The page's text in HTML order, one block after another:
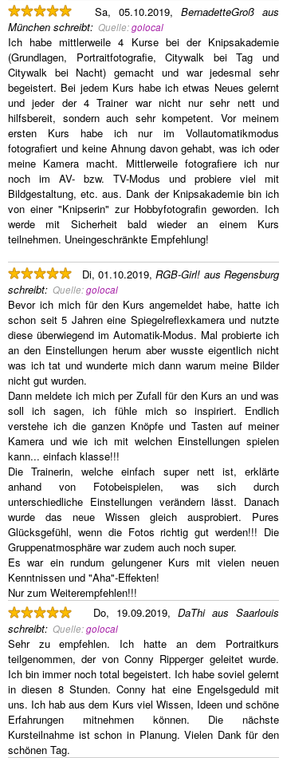
Sa, 05.10.2019,BernadetteGroß aus
München schreibt: Quelle:golocal
Ich habe mittlerweile 4 Kurse bei der Knipsakademie
(Grundlagen, Portraitfotografie, Citywalk bei Tag und
Citywalk bei Nacht) gemacht und war jedesmal sehr
begeistert. Bei jedem Kurs habe ich etwas Neues gelernt
und jeder der 4 Trainer war nicht nur sehr nett und
hilfsbereit, sondern auch sehr kompetent. Vor meinem
ersten Kurs habe ich nur im Vollautomatikmodus
fotografiert und keine Ahnung davon gehabt, was ich oder
meine Kamera macht. Mittlerweile fotografiere ich nur
noch im AV- bzw. TV-Modus und probiere viel mit
Bildgestaltung, etc. aus. Dank der Knipsakademie bin ich
von einer "Knipserin" zur Hobbyfotografin geworden. Ich
werde mit Sicherheit bald wieder an einem Kurs
teilnehmen. Uneingeschränkte Empfehlung!
Di, 01.10.2019,RGB-Girl! aus Regensburg
schreibt: Quelle:golocal
Bevor ich mich für den Kurs angemeldet habe, hatte ich
schon seit 5 Jahren eine Spiegelreflexkamera und nutzte
diese überwiegend im Automatik-Modus. Mal probierte ich
an den Einstellungen herum aber wusste eigentlich nicht
was ich tat und wunderte mich dann warum meine Bilder
nicht gut wurden.
Dann meldete ich mich per Zufall für den Kurs an und was
soll ich sagen, ich fühle mich so inspiriert. Endlich
verstehe ich die ganzen Knöpfe und Tasten auf meiner
Kamera und wie ich mit welchen Einstellungen spielen
kann... einfach klasse!!!
Die Trainerin, welche einfach super nett ist, erklärte
anhand von Fotobeispielen, was sich durch
unterschiedliche Einstellungen verändern lässt. Danach
wurde das neue Wissen gleich ausprobiert. Pures
Glücksgefühl, wenn die Fotos richtig gut werden!!! Die
Gruppenatmosphäre war zudem auch noch super.
Es war ein rundum gelungener Kurs mit vielen neuen
Kenntnissen und "Aha"-Effekten!
Nur zum Weiterempfehlen!!!
Do, 19.09.2019, DaThi aus Saarlouis
schreibt: Quelle:golocal
Sehr zu empfehlen. Ich hatte an dem Portraitkurs
teilgenommen, der von Conny Ripperger geleitet wurde.
Ich bin immer noch total begeistert. Ich habe soviel gelernt
in diesen 8 Stunden. Conny hat eine Engelsgeduld mit
uns. Ich hab aus dem Kurs viel Wissen, Ideen und schöne
Erfahrungen mitnehmen können. Die nächste
Kursteilnahme ist schon in Planung. Vielen Dank für den
schönen Tag.